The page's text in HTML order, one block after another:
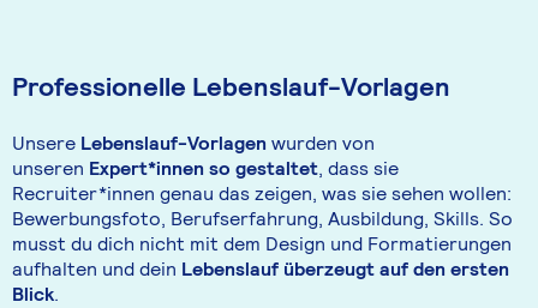
Professionelle Lebenslauf-Vorlagen
Unsere Lebenslauf-Vorlagenwurden von
unseren Expert*innen so gestaltet, dass sie
Recruiter*innen genau das zeigen, was sie sehen wollen:
Bewerbungsfoto, Berufserfahrung, Ausbildung, Skills. So
musst du dich nicht mit dem Design und Formatierungen
aufhalten und dein Lebenslauf überzeugt auf den ersten
Blick.